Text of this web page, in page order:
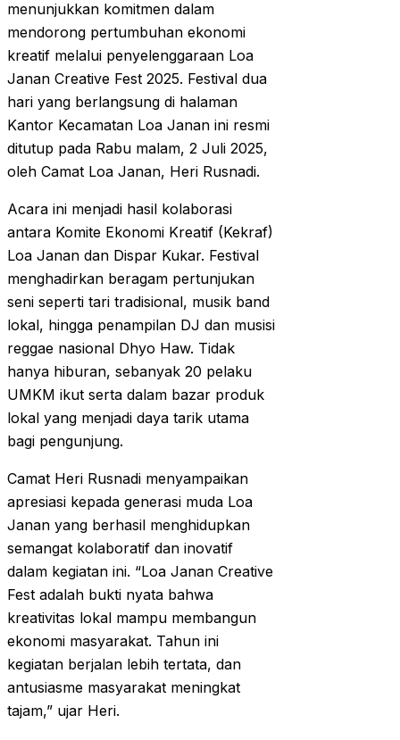
menunjukkan komitmen dalam
mendorong pertumbuhan ekonomi
kreatif melalui penyelenggaraan Loa
Janan Creative Fest 2025. Festival dua
hari yang berlangsung di halaman
Kantor Kecamatan Loa Janan ini resmi
ditutup pada Rabu malam, 2 Juli 2025,
oleh Camat Loa Janan, Heri Rusnadi.
Acara ini menjadi hasil kolaborasi
antara Komite Ekonomi Kreatif (Kekraf)
Loa Janan dan Dispar Kukar. Festival
menghadirkan beragam pertunjukan
seni seperti tari tradisional, musik band
lokal, hingga penampilan DJ dan musisi
reggae nasional Dhyo Haw. Tidak
hanya hiburan, sebanyak 20 pelaku
UMKM ikut serta dalam bazar produk
lokal yang menjadi daya tarik utama
bagi pengunjung.
Camat Heri Rusnadi menyampaikan
apresiasi kepada generasi muda Loa
Janan yang berhasil menghidupkan
semangat kolaboratif dan inovatif
dalam kegiatan ini. “Loa Janan Creative
Fest adalah bukti nyata bahwa
kreativitas lokal mampu membangun
ekonomi masyarakat. Tahun ini
kegiatan berjalan lebih tertata, dan
antusiasme masyarakat meningkat
tajam,” ujar Heri.